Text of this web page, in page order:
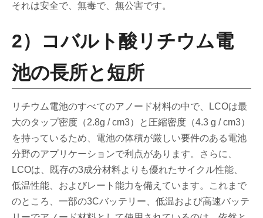
それは安全で、無毒で、無公害です。
2）コバルト酸リチウム電
池の長所と短所
リチウム電池のすべてのアノード材料の中で、LCOは最
大のタップ密度（2.8g / cm3）と圧縮密度（4.3 g / cm3）
を持っているため、電池の体積が厳しい要件のある電池
分野のアプリケーションで利点があります。さらに、
LCOは、既存の3成分材料よりも優れたサイクル性能、
低温性能、およびレート能力を備えています。これまで
のところ、一部の3Cバッテリー、低温および高速バッテ